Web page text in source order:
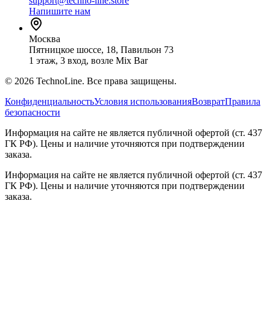
Напишите нам
Москва
Пятницкое шоссе, 18, Павильон 73
1 этаж, 3 вход, возле Mix Bar
© 2026 TechnoLine. Все права защищены.
КонфиденциальностьУсловия использованияВозвратПравила
безопасности
Информация на сайте не является публичной офертой (ст. 437
ГК РФ). Цены и наличие уточняются при подтверждении
заказа.
Информация на сайте не является публичной офертой (ст. 437
ГК РФ). Цены и наличие уточняются при подтверждении
заказа.